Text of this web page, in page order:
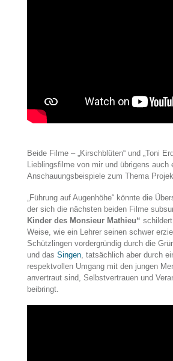
Beide Filme – „Kirschblüten“ und „Toni
Lieblingsfilme von mir und übrigens auch
Anschauungsbeispiele zum Thema
„Führung auf Augenhöhe“ könnte die
der sich die nächsten beiden Filme
Kinder des Monsieur Mathieu“
Weise, wie ein Lehrer seinen schwer
Schützlingen vordergründig durch die
und das Singen, tatsächlich aber durch
respektvollen Umgang mit den jungen
anvertraut sind, Selbstvertrauen und
beibringt.